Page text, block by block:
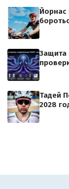
Йорнас
Защита
Тадей
2028